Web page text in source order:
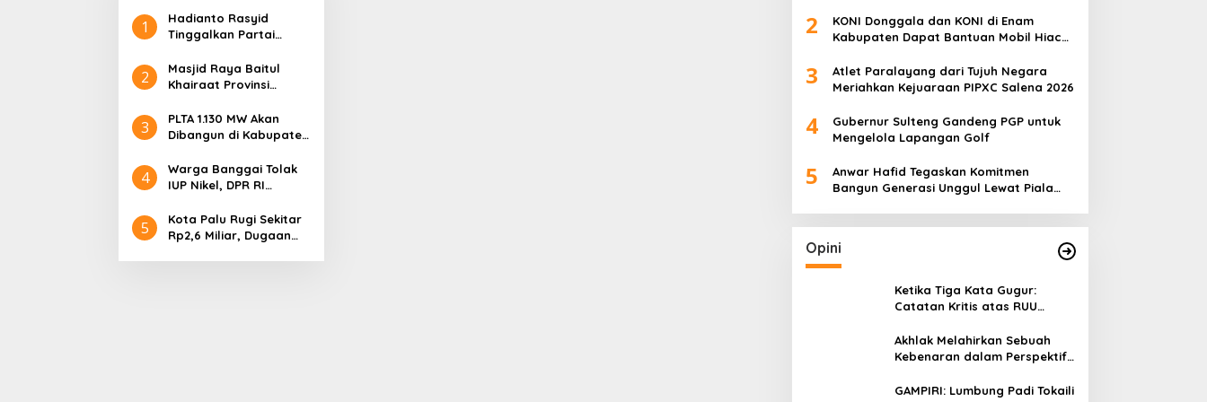
1
Hadianto Rasyid
Tinggalkan Partai
Tahun Mengabdi
2
Masjid Raya Baitul
Khairaat Provinsi
Rekor MURI, Ini
Keunikan Arsitekturnya
3
PLTA 1.130 MW Akan
Dibangun di Kabupaten
Evergreen Industri
Audiensi dengan
4
Warga Banggai Tolak
IUP Nikel, DPR RI
5
Kota Palu Rugi Sekitar
Rp2,6 Miliar, Dugaan
Olahraga Pelajar
2
KONI Donggala dan KONI di Enam
Kabupaten Dapat Bantuan Mobil Hiace
3
Atlet Paralayang dari Tujuh Negara
Meriahkan Kejuaraan PIPXC Salena 2026
4
Gubernur Sulteng Gandeng PGP untuk
Mengelola Lapangan Golf
5
Anwar Hafid Tegaskan Komitmen
Bangun Generasi Unggul Lewat Piala
Opini
Ketika Tiga Kata Gugur:
Catatan Kritis atas RUU
Falsafah Hidup
Akhlak Melahirkan Sebuah
Kebenaran dalam Perspektif
GAMPIRI: Lumbung Padi Tokaili